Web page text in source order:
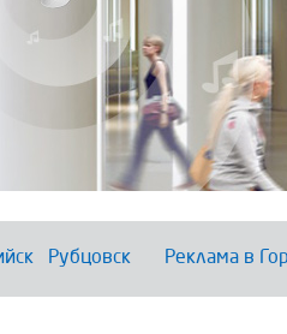
Рубцовск Реклама в